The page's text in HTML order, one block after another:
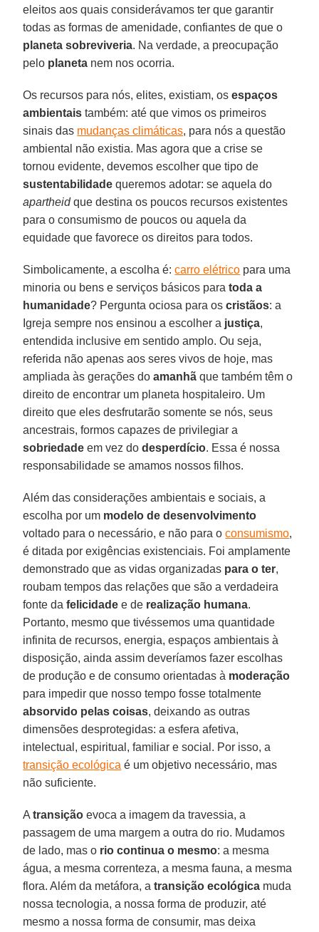
eleitos aos quais considerávamos ter que garantir
todas as formas de amenidade, confiantes de que o
planeta sobreviveria. Na verdade, a preocupação
pelo planeta nem nos ocorria.
Os recursos para nós, elites, existiam, osespaços
ambientais também: até que vimos os primeiros
sinais das mudanças climáticas, para nós a questão
ambiental não existia. Mas agora que a crise se
tornou evidente, devemos escolher que tipo de
sustentabilidade queremos adotar: se aquela do
apartheidque destina os poucos recursos existentes
para o consumismo de poucos ou aquela da
equidade que favorece os direitos para todos.
Simbolicamente, a escolha é:carro elétrico para uma
minoria ou bens e serviços básicos paratoda a
humanidade? Pergunta ociosa para oscristãos: a
Igreja sempre nos ensinou a escolher a justiça,
entendida inclusive em sentido amplo. Ou seja,
referida não apenas aos seres vivos de hoje, mas
ampliada às gerações doamanhã que também têm o
direito de encontrar um planeta hospitaleiro. Um
direito que eles desfrutarão somente se nós, seus
ancestrais, formos capazes de privilegiar a
sobriedade em vez dodesperdício. Essa é nossa
responsabilidade se amamos nossos filhos.
Além das considerações ambientais e sociais, a
escolha por um modelo de desenvolvimento
voltado para o necessário, e não para oconsumismo,
é ditada por exigências existenciais. Foi amplamente
demonstrado que as vidas organizadas para o ter,
roubam tempos das relações que são a verdadeira
fonte dafelicidade e de realização humana.
Portanto, mesmo que tivéssemos uma quantidade
infinita de recursos, energia, espaços ambientais à
disposição, ainda assim deveríamos fazer escolhas
de produção e de consumo orientadas à moderação
para impedir que nosso tempo fosse totalmente
absorvido pelas coisas, deixando as outras
dimensões desprotegidas: a esfera afetiva,
intelectual, espiritual, familiar e social. Por isso, a
transição ecológica é um objetivo necessário, mas
não suficiente.
Atransição evoca a imagem da travessia, a
passagem de uma margem a outra do rio. Mudamos
de lado, mas o rio continua o mesmo: a mesma
água, a mesma correnteza, a mesma fauna, a mesma
flora. Além da metáfora, atransição ecológica muda
nossa tecnologia, a nossa forma de produzir, até
mesmo a nossa forma de consumir, mas deixa